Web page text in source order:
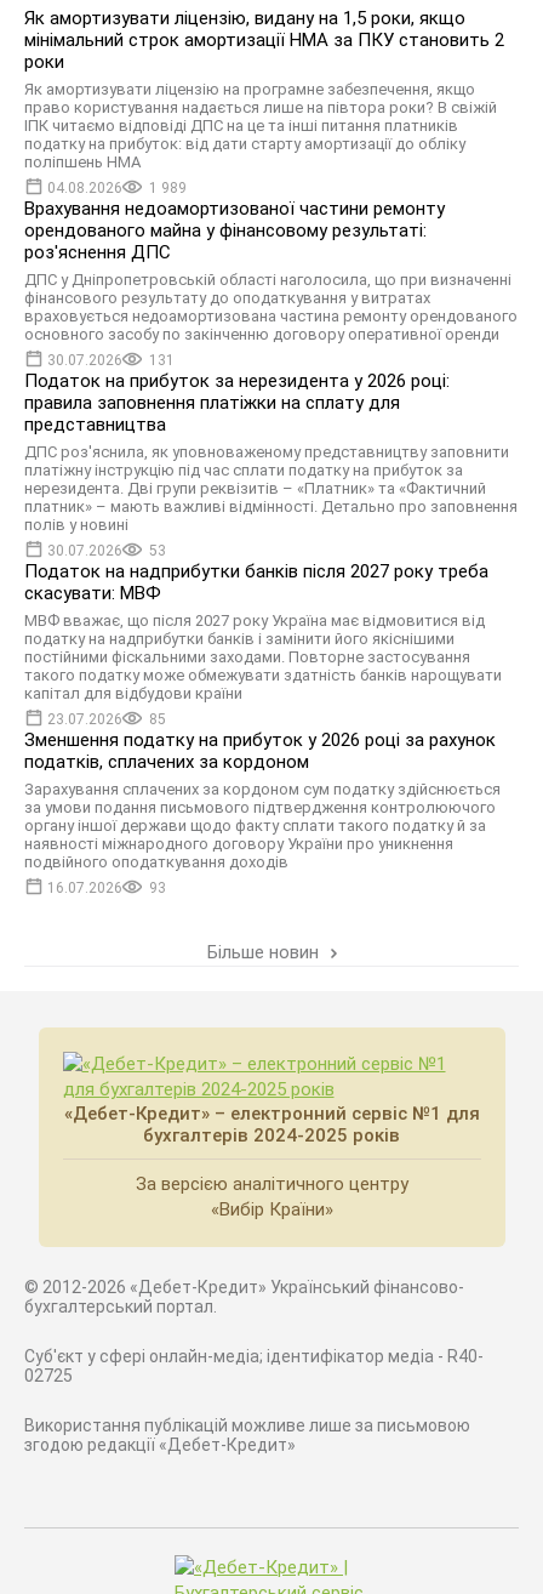
Як амортизувати ліцензію, видану на 1,5 роки, якщо
мінімальний строк амортизації НМА за ПКУ становить 2
роки
Як амортизувати ліцензію на програмне забезпечення, якщо
право користування надається лише на півтора роки? В свіжій
ІПК читаємо відповіді ДПС на це та інші питання платників
податку на прибуток: від дати старту амортизації до обліку
поліпшень НМА
04.08.2026 1 989
Врахування недоамортизованої частини ремонту
орендованого майна у фінансовому результаті:
роз'яснення ДПС
ДПС у Дніпропетровській області наголосила, що при визначенні
фінансового результату до оподаткування у витратах
враховується недоамортизована частина ремонту орендованого
основного засобу по закінченню договору оперативної оренди
30.07.2026 131
Податок на прибуток за нерезидента у 2026 році:
правила заповнення платіжки на сплату для
представництва
ДПС роз'яснила, як уповноваженому представництву заповнити
платіжну інструкцію під час сплати податку на прибуток за
нерезидента. Дві групи реквізитів – «Платник» та «Фактичний
платник» – мають важливі відмінності. Детально про заповнення
полів у новині
30.07.2026 53
Податок на надприбутки банків після 2027 року треба
скасувати: МВФ
МВФ вважає, що після 2027 року Україна має відмовитися від
податку на надприбутки банків і замінити його якіснішими
постійними фіскальними заходами. Повторне застосування
такого податку може обмежувати здатність банків нарощувати
капітал для відбудови країни
23.07.2026 85
Зменшення податку на прибуток у 2026 році за рахунок
податків, сплачених за кордоном
Зарахування сплачених за кордоном сум податку здійснюється
за умови подання письмового підтвердження контролюючого
органу іншої держави щодо факту сплати такого податку й за
наявності міжнародного договору України про уникнення
подвійного оподаткування доходів
16.07.2026 93
Більше новин
«Дебет-Кредит» – електронний сервіс №1 для
бухгалтерів 2024-2025 років
За версією аналітичного центру
«Вибір Країни»
© 2012-2026 «Дебет-Кредит» Український фінансово-
бухгалтерський портал.
Суб'єкт у сфері онлайн-медіа; ідентифікатор медіа - R40-
02725
Використання публікацій можливе лише за письмовою
згодою редакції «Дебет-Кредит»